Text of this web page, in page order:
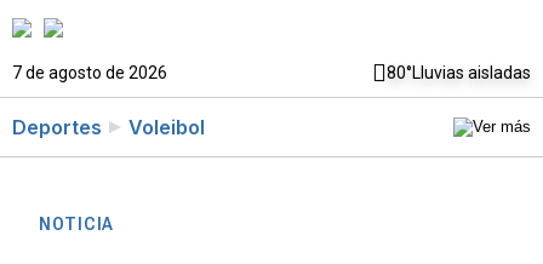
7 de agosto de 2026 80°Lluvias aisladas
Deportes Voleibol
NOTICIA